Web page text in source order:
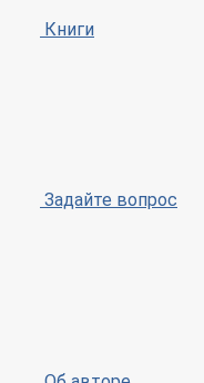
Книги
Задайте вопрос